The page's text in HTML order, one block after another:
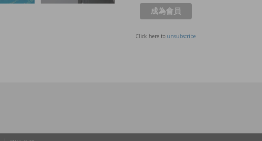
Click here to unsubscribe